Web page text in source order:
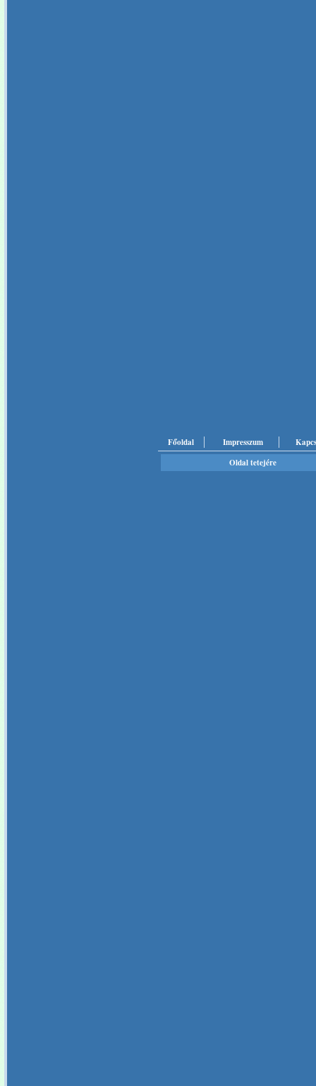
Főoldal Impresszum
Oldal tetejére